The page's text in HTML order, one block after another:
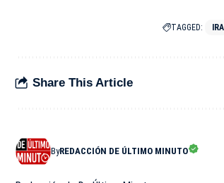
TAGGED:
Share This Article
ByREDACCIÓN DE ÚLTIMO MINUTO